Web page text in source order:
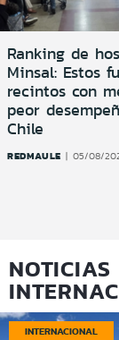
Ranking de
Minsal: Estos
recintos con
peor
Chile
REDMAULE 05/08/
NOTICIAS
INTERNACIONAL